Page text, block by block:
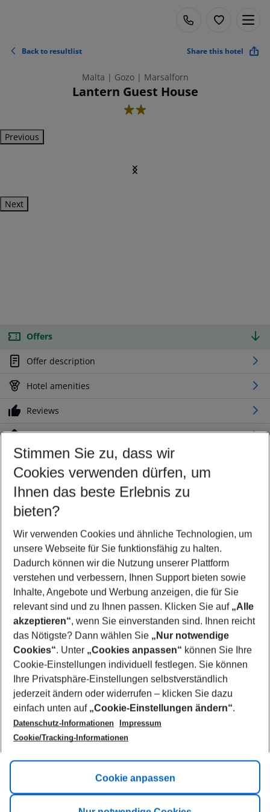
Back to resultlist Share this hotel
Malta | Gozo | Marsalforn
Lantern Guest House
2
Previous
Next
Offers
Offer description
Hotel amenities
Reviews
Location
Customize your offer
Find the perfect deal which suits your best
Your departure airport
Any airport
Select your date range
11/08/26–09/08/27 5-8 nights
Who will travel
2 adults No children
Show more filter
Footer
Footer navigation
Title A
Link A
Stimmen Sie zu, dass wir
Cookies verwenden dürfen, um
Ihnen das beste Erlebnis zu
bieten?
Wir verwenden Cookies und ähnliche Technologien, um
unsere Webseite für Sie funktionsfähig zu halten.
Dadurch können wir die Nutzung unserer Plattform
verstehen und verbessern, Ihnen Support bieten sowie
Inhalte, Angebote und Werbung anzeigen, die für Sie
relevant sind und zu Ihnen passen. Klicken Sie auf „Alle
akzeptieren“, wenn Sie einverstanden sind. Ihnen reicht
das Nötigste? Dann wählen Sie „Nur notwendige
Cookies“. Unter „Cookies anpassen“ können Sie Ihre
Cookie-Einstellungen individuell festlegen. Sie können
Ihre Privatsphäre-Einstellungen selbstverständlich
jederzeit ändern oder widerrufen – klicken Sie dazu
einfach unten auf „Cookie-Einstellungen ändern“.
Datenschutz-Informationen
Impressum
Cookie/Tracking-Informationen
Cookie anpassen